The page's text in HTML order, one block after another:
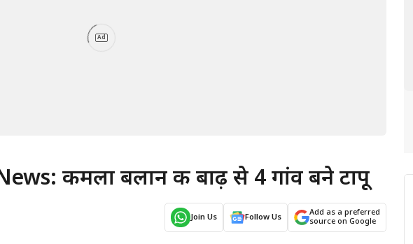
Ad
कमला बलान की बाढ़ से 4 गांव बने टापू
Join Us Follow Us
Add as a preferred
source on Google